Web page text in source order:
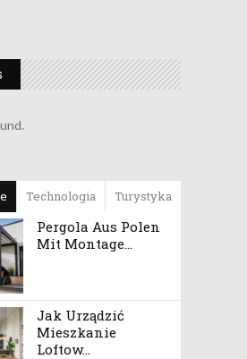
Technologia Turystyka
Pergola Aus Polen
Mit Montage...
Jak Urządzić
Mieszkanie
Loftow...